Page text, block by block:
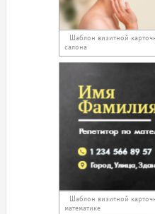
Шаблон визитной
салона
Шаблон визитной
математике